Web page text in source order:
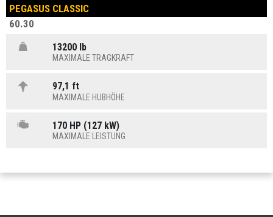
PEGASUS CLASSIC
60.30
13200 lb
MAXIMALE TRAGKRAFT
97,1 ft
MAXIMALE HUBHÖHE
170 HP (127 kW)
MAXIMALE LEISTUNG